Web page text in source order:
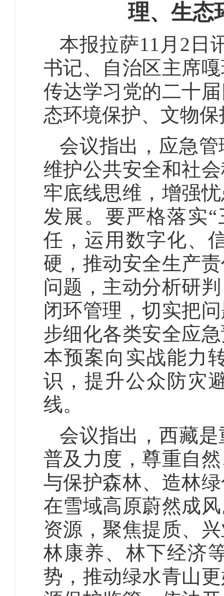
理、生态
本报拉萨11月2日
书记、自治区主席
传达学习党的二十
态环境保护、文物
会议指出，应急
维护公共安全和社
牢底线思维，增强
发展。要严格落实
任，运用数字化、
硬，推动安全生产
问题，主动分析研
闭环管理，切实把
步细化各类安全应
本预案向实战能力
识，提升公众防灾
线。
会议指出，西藏
普及力度，尊重自
与保护森林、造林
在雪域高原蔚然成
资源，聚焦提质、
林康养、林下经济
势，推动绿水青山